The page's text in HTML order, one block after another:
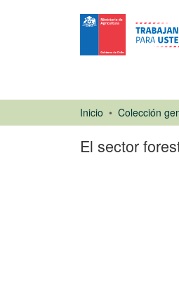
Inicio Colección
El sector